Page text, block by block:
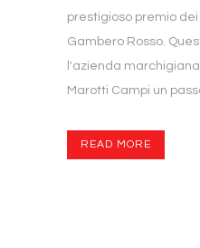
prestigioso premio dei
Gambero Rosso.
l'azienda
Marotti Campi un
READ MORE